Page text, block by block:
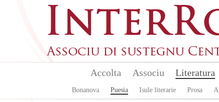
Accolta Associu Literatura
Bonanova Puesia Isule literarie Prosa